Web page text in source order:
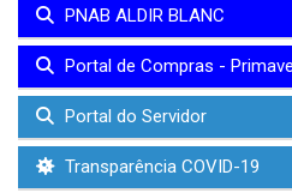
PNAB ALDIR BLANC
Portal de Compras -
Portal do Servidor
Transparência COVID-19